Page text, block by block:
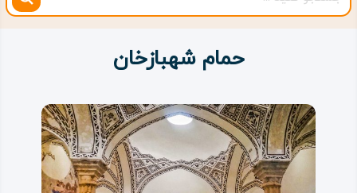
شهرستان
روستاهای
حمام شهبازخان